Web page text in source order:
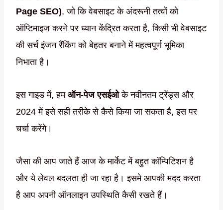
Page SEO), जो कि वेबसाइट के अंदरूनी तत्वों को
ऑप्टिमाइज करने पर ध्यान केंद्रित करता है, किसी भी वेबसाइट
की सर्च इंजन रैंकिंग को बेहतर बनाने में महत्वपूर्ण भूमिका
निभाता है।
इस गाइड में, हम ऑन-पेज एसईओके नवीनतम ट्रेंड्स और
2024 में इसे सही तरीके से कैसे किया जा सकता है, इस पर
चर्चा करेंगे।
जैसा की आप जाते हैं आज के मार्केट में बहुत कॉम्पिटिशन है
और ये लेवल बदलता ही जा रहा है। इसमे आपकी मदद करता
है आप अपनी ऑनलाइन उपस्थिति कैसी रखते हैं।